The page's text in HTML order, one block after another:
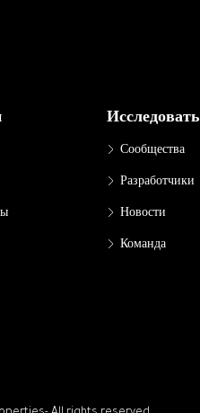
Исследовать
Сообщества
Разработчики
Новости
Команда